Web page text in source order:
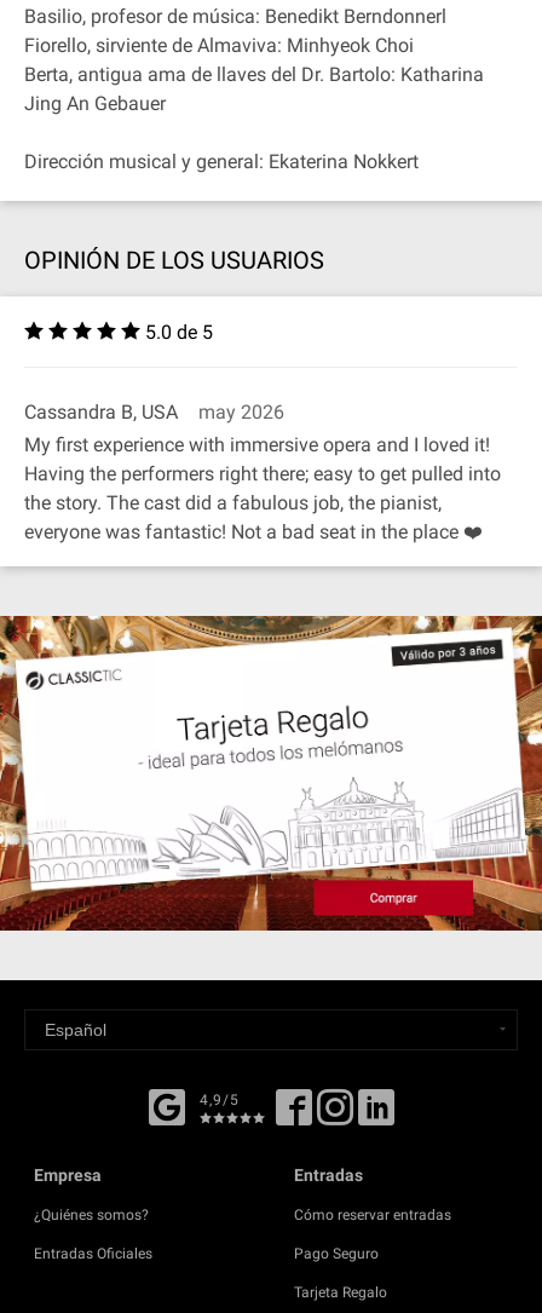
Basilio, profesor de música: Benedikt Berndonnerl
Fiorello, sirviente de Almaviva: Minhyeok Choi
Berta, antigua ama de llaves del Dr. Bartolo: Katharina
Jing An Gebauer
Dirección musical y general: Ekaterina Nokkert
OPINIÓN DE LOS USUARIOS
5.0 de 5
Cassandra B, USA
may 2026
My first experience with immersive opera and I loved it!
Having the performers right there; easy to get pulled into
the story. The cast did a fabulous job, the pianist,
everyone was fantastic! Not a bad seat in the place ❤️
4,9/5
Empresa
¿Quiénes somos?
Entradas Oficiales
Entradas
Cómo reservar entradas
Pago Seguro
Tarjeta Regalo